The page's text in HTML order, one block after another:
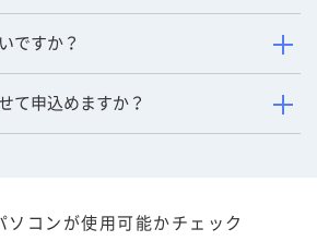
ですか？
て申込めますか？
ソコンが使用可能かチェック